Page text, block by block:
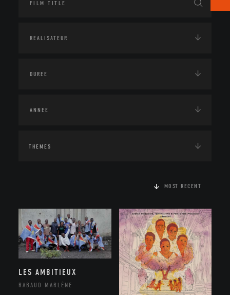
THEMES
MOST RECENT
LES AMBITIEUX
RABAUD MARLÈNE